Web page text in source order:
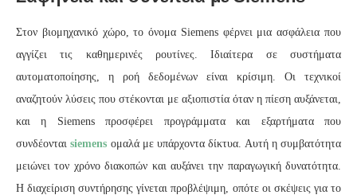
Στον βιομηχανικό χώρο, το όνομα Siemens φέρνει μια ασφάλεια που
αγγίζει τις καθημερινές ρουτίνες. Ιδιαίτερα σε συστήματα
αυτοματοποίησης, η ροή δεδομένων είναι κρίσιμη. Οι τεχνικοί
αναζητούν λύσεις που στέκονται με αξιοπιστία όταν η πίεση αυξάνεται,
και η Siemens προσφέρει προγράμματα και εξαρτήματα που
συνδέονταιsiemens ομαλά με υπάρχοντα δίκτυα. Αυτή η συμβατότητα
μειώνει τον χρόνο διακοπών και αυξάνει την παραγωγική δυνατότητα.
Η διαχείριση συντήρησης γίνεται προβλέψιμη, οπότε οι σκέψεις για το